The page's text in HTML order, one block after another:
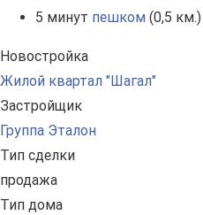
5 минут пешком (0,5 км.)
Новостройка
Жилой квартал "Шагал"
Застройщик
Группа Эталон
Тип сделки
продажа
Тип дома